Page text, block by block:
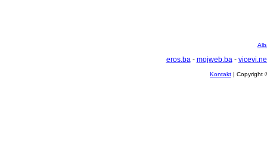
eros.ba- mojweb.ba-
Kontakt | Copyright